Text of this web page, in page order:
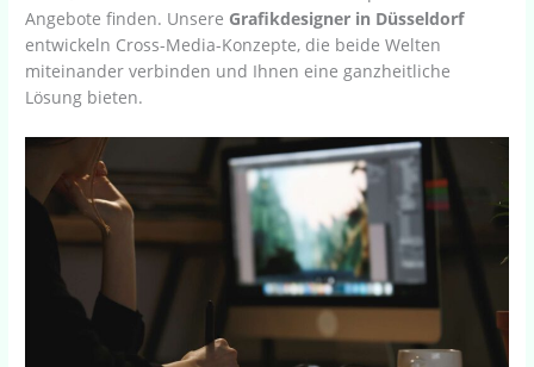
Angebote finden. Unsere Grafikdesigner in Düsseldorf
entwickeln Cross-Media-Konzepte, die beide Welten
miteinander verbinden und Ihnen eine ganzheitliche
Lösung bieten.